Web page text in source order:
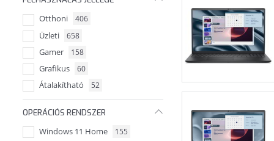
Otthoni 406
Üzleti 658
Gamer 158
Grafikus 60
Átalakítható 52
OPERÁCIÓS RENDSZER
Windows 11 Home 155